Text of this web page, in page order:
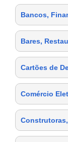
Bancos,
Bares,
Cartões de
Comércio